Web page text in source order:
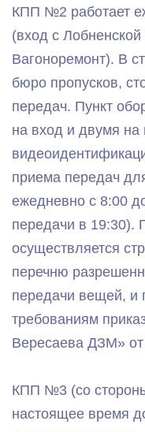
КПП №2 работает
(вход с
Вагоноремонт). В
бюро пропусков,
передач. Пункт
на вход и двумя на
приема передач
ежедневно с 8:00
передачи в 19:30).
осуществляется
перечню
передачи вещей, и
требованиям
Вересаева ДЗМ»
КПП №3 (со
настоящее время